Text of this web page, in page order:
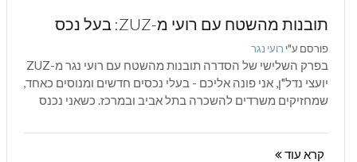
תובנות מהשטח עם רועי מ-ZUZ: בעל נכס
שמתעקש על מחיר לא ריאלי
פורסם ע"י רועי נגר
בפרק השלישי של הסדרה תובנות מהשטח עם רועי נגר מ-ZUZ
יועצי נדל"ן, אני פונה אליכם - בעלי נכסים חדשים ומנוסים כאחד,
שמחזיקים משרדים להשכרה בתל אביב ובמרכז. כשאני נכנס
קרא עוד